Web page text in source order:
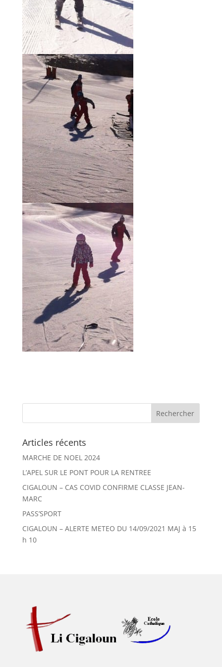
Articles récents
MARCHE DE NOEL 2024
L’APEL SUR LE PONT POUR LA RENTREE
CIGALOUN – CAS COVID CONFIRME CLASSE JEAN-
MARC
PASS’SPORT
CIGALOUN – ALERTE METEO DU 14/09/2021 MAJ à 15
h 10